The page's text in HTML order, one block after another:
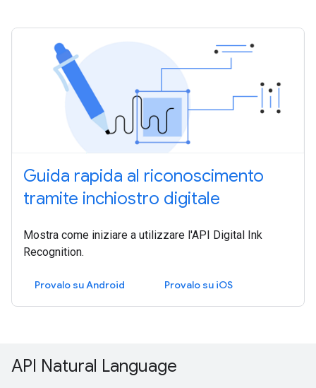
Guida rapida al riconoscimento
tramite inchiostro digitale
Mostra come iniziare a utilizzare l'API Digital Ink
Recognition.
Provalo su Android Provalo su iOS
API Natural Language